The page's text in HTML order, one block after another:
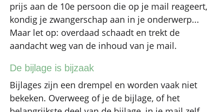
prijs aan de 10e persoon die op je mail reageert,
kondig je zwangerschap aan in je onderwerp...
Maar let op: overdaad schaadt en trekt de
aandacht weg van de inhoud van je mail.
De bijlage is bijzaak
Bijlages zijn een drempel en worden vaak niet
bekeken. Overweeg of je de bijlage, of het